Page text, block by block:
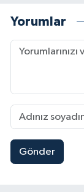
Yorumlar
Gönder